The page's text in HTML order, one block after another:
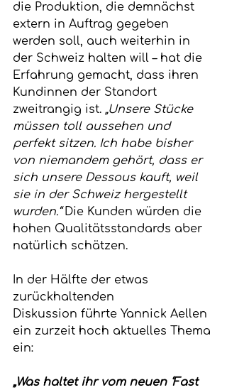
die Produktion, die demnächst
extern in Auftrag gegeben
werden soll, auch weiterhin in
der Schweiz halten will – hat die
Erfahrung gemacht, dass ihren
Kundinnen der Standort
zweitrangig ist. „Unsere Stücke
müssen toll aussehen und
perfekt sitzen. Ich habe bisher
von niemandem gehört, dass er
sich unsere Dessous kauft, weil
sie in der Schweiz hergestellt
wurden.“ Die Kunden würden die
hohen Qualitätsstandards aber
natürlich schätzen.
In der Hälfte der etwas
zurückhaltenden
Diskussion führte Yannick Aellen
ein zurzeit hoch aktuelles Thema
ein:
„Was haltet ihr vom neuen ‘Fast